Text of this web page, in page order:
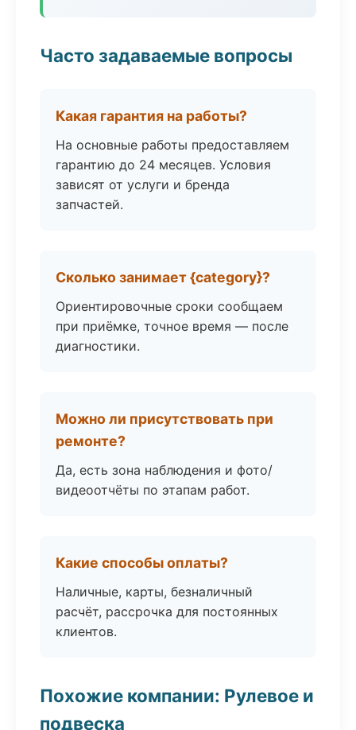
Часто задаваемые вопросы
Какая гарантия на работы?
На основные работы предоставляем
гарантию до 24 месяцев. Условия
зависят от услуги и бренда
запчастей.
Сколько занимает {category}?
Ориентировочные сроки сообщаем
при приёмке, точное время — после
диагностики.
Можно ли присутствовать при
ремонте?
Да, есть зона наблюдения и фото/
видеоотчёты по этапам работ.
Какие способы оплаты?
Наличные, карты, безналичный
расчёт, рассрочка для постоянных
клиентов.
Похожие компании: Рулевое и
подвеска